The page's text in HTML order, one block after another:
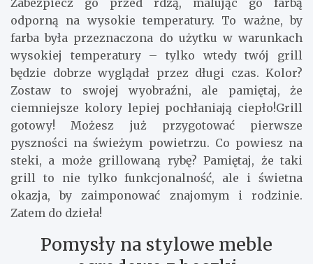
Zabezpiecz go przed rdzą, malując go farbą
odporną na wysokie temperatury. To ważne, by
farba była przeznaczona do użytku w warunkach
wysokiej temperatury – tylko wtedy twój grill
będzie dobrze wyglądał przez długi czas. Kolor?
Zostaw to swojej wyobraźni, ale pamiętaj, że
ciemniejsze kolory lepiej pochłaniają ciepło!Grill
gotowy! Możesz już przygotować pierwsze
pyszności na świeżym powietrzu. Co powiesz na
steki, a może grillowaną rybę? Pamiętaj, że taki
grill to nie tylko funkcjonalność, ale i świetna
okazja, by zaimponować znajomym i rodzinie.
Zatem do dzieła!
Pomysły na stylowe meble